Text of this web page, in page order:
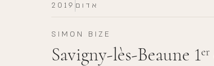
2019 אדום
SIMON BIZE
Savigny-lès-Beaune 1er